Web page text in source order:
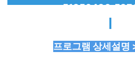
프로그램 상세설명